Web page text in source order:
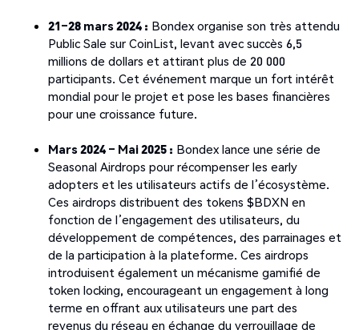
21–28 mars 2024 : Bondex organise son très attendu
Public Sale sur CoinList, levant avec succès 6,5
millions de dollars et attirant plus de 20 000
participants. Cet événement marque un fort intérêt
mondial pour le projet et pose les bases financières
pour une croissance future.
Mars 2024 – Mai 2025 : Bondex lance une série de
Seasonal Airdrops pour récompenser les early
adopters et les utilisateurs actifs de l’écosystème.
Ces airdrops distribuent des tokens $BDXN en
fonction de l’engagement des utilisateurs, du
développement de compétences, des parrainages et
de la participation à la plateforme. Ces airdrops
introduisent également un mécanisme gamifié de
token locking, encourageant un engagement à long
terme en offrant aux utilisateurs une part des
revenus du réseau en échange du verrouillage de